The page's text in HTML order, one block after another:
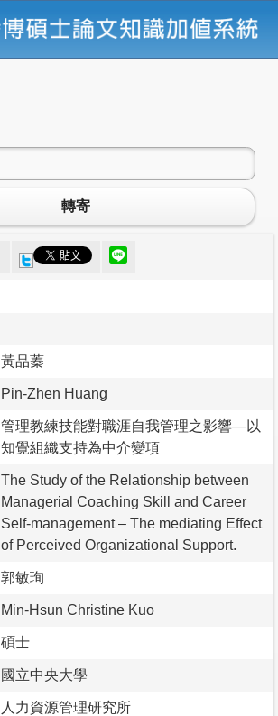
轉寄
黃品蓁
Pin-Zhen Huang
管理教練技能對職涯自我管理之影響—以
知覺組織支持為中介變項
The Study of the Relationship between
Managerial Coaching Skill and Career
Self-management – The mediating Effect
of Perceived Organizational Support.
郭敏珣
Min-Hsun Christine Kuo
碩士
國立中央大學
人力資源管理研究所